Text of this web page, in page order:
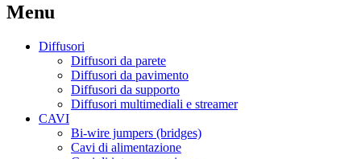
Menu
Diffusori
Diffusori da parete
Diffusori da pavimento
Diffusori da supporto
Diffusori multimediali e streamer
CAVI
Bi-wire jumpers (bridges)
Cavi di alimentazione